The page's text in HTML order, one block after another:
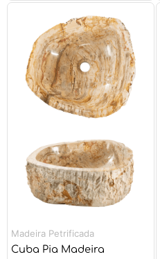
Madeira Petrificada
Cuba Pia Madeira
preço
original
era:
R$ 4.972,00.
preço
atual
é:
R$ 4.143,00.